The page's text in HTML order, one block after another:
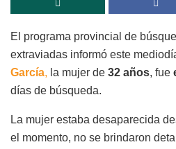
El programa provincial de
extraviadas informó este
García, la mujer de 32 años, fue
días de búsqueda.
La mujer estaba desaparecida
el momento, no se brindaron